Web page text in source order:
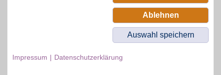
Ablehnen
Auswahl speichern
Impressum Datenschutzerklärung